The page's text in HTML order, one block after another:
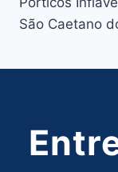
de
São Caetano